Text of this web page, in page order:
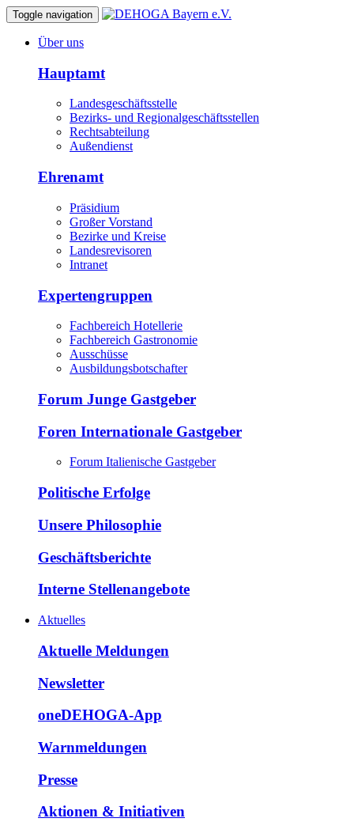
Toggle navigation
Über uns
Hauptamt
Landesgeschäftsstelle
Bezirks- und Regionalgeschäftsstellen
Rechtsabteilung
Außendienst
Ehrenamt
Präsidium
Großer Vorstand
Bezirke und Kreise
Landesrevisoren
Intranet
Expertengruppen
Fachbereich Hotellerie
Fachbereich Gastronomie
Ausschüsse
Ausbildungsbotschafter
Forum Junge Gastgeber
Foren Internationale Gastgeber
Forum Italienische Gastgeber
Politische Erfolge
Unsere Philosophie
Geschäftsberichte
Interne Stellenangebote
Aktuelles
Aktuelle Meldungen
Newsletter
oneDEHOGA-App
Warnmeldungen
Presse
Aktionen & Initiativen